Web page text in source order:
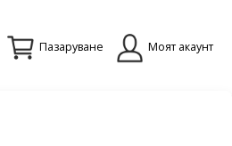
Пазаруване Моят акаунт